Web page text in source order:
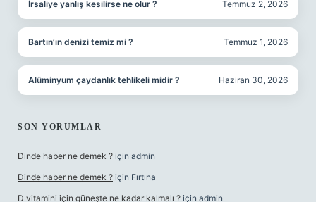
İrsaliye yanlış kesilirse ne olur ? Temmuz 2, 2026
Bartın’ın denizi temiz mi ? Temmuz 1, 2026
Alüminyum çaydanlık tehlikeli midir ? Haziran 30, 2026
SON YORUMLAR
Dinde haber ne demek ? için admin
Dinde haber ne demek ? için Fırtına
D vitamini için güneşte ne kadar kalmalı ? için admin